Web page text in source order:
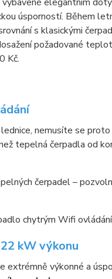
úsporností. Během
s klasickými
požadované
Kč.
nemusíte se
tepelná čerpadla od
čerpadel –
chytrým Wifi
kW výkonu
extrémně výkonné a